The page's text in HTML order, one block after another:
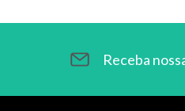
Receba